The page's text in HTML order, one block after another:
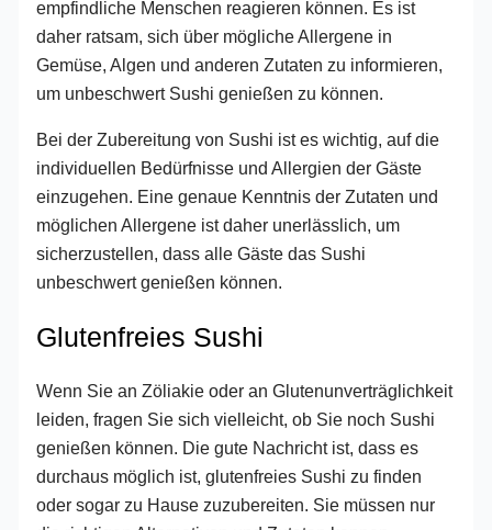
empfindliche Menschen reagieren können. Es ist
daher ratsam, sich über mögliche Allergene in
Gemüse, Algen und anderen Zutaten zu informieren,
um unbeschwert Sushi genießen zu können.
Bei der Zubereitung von Sushi ist es wichtig, auf die
individuellen Bedürfnisse und Allergien der Gäste
einzugehen. Eine genaue Kenntnis der Zutaten und
möglichen Allergene ist daher unerlässlich, um
sicherzustellen, dass alle Gäste das Sushi
unbeschwert genießen können.
Glutenfreies Sushi
Wenn Sie an Zöliakie oder an Glutenunverträglichkeit
leiden, fragen Sie sich vielleicht, ob Sie noch Sushi
genießen können. Die gute Nachricht ist, dass es
durchaus möglich ist, glutenfreies Sushi zu finden
oder sogar zu Hause zuzubereiten. Sie müssen nur